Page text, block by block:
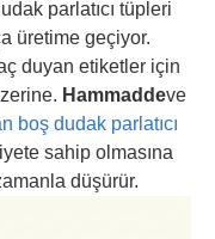
parlatıcı tüpleri
üretime geçiyor.
duyan etiketler için
Hammaddeve
boş dudak parlatıcı
sahip olmasına
düşürür.